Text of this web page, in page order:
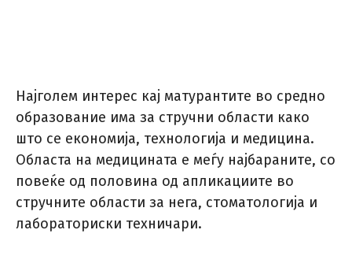
Најголем интерес кај матурантите во средно
образование има за стручни области како
што се економија, технологија и медицина.
Областа на медицината е меѓу најбараните, со
повеќе од половина од апликациите во
стручните области за нега, стоматологија и
лабораториски техничари.